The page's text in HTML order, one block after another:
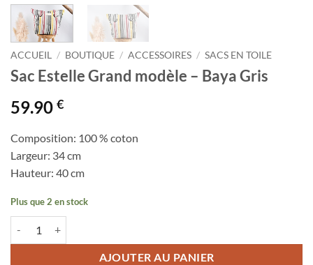
ACCUEIL / BOUTIQUE / ACCESSOIRES / SACS EN TOILE
Sac Estelle Grand modèle – Baya Gris
59.90 €
Composition: 100 % coton
Largeur: 34 cm
Hauteur: 40 cm
Plus que 2 en stock
AJOUTER AU PANIER